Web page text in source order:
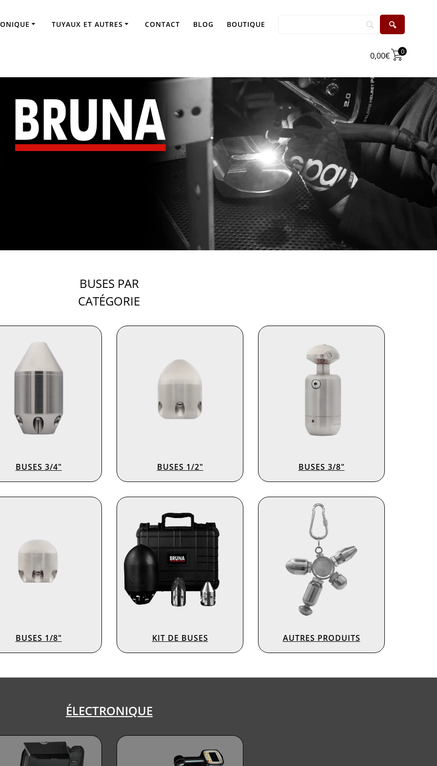
TUYAUX ET AUTRES CONTACT BLOG BOUTIQUE
0,00€ 0
BUSES PAR
CATÉGORIE
BUSES 3/4″ BUSES 1/2″ BUSES 3/8″
BUSES 1/8″ KIT DE BUSES AUTRES PRODUITS
ÉLECTRONIQUE